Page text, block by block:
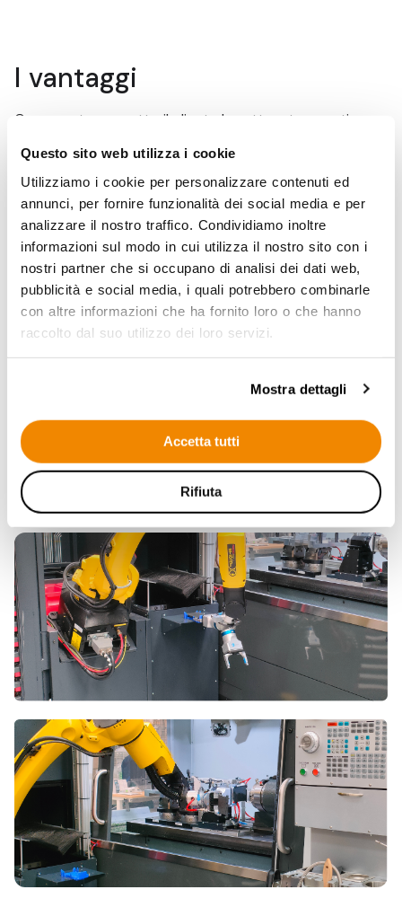
Questo sito web utilizza i cookie
Utilizziamo i cookie per personalizzare contenuti ed
annunci, per fornire funzionalità dei social media e per
analizzare il nostro traffico. Condividiamo inoltre
informazioni sul modo in cui utilizza il nostro sito con i
nostri partner che si occupano di analisi dei dati web,
pubblicità e social media, i quali potrebbero combinarle
con altre informazioni che ha fornito loro o che hanno
raccolto dal suo utilizzo dei loro servizi.
Mostra dettagli
Accetta tutti
Rifiuta
I vantaggi
Con questo progetto il cliente ha ottenuto questi
Ottimizzazione dell’investimento
superfluo per attrezzature dedicate a singoli prodotti e
riduzione dei costi di attrezzaggio.
Riduzione dei tempi di attrezzaggio– L’impianto è
più veloce e produttivo, senza inutili interruzioni.
Maggiore efficienza operativa – Con un’unica
attrezzatura versatile, la gestione della produzione è
diventata più agile e semplice.
Maggiore flessibilità- Utilizzo di setup stampati in 3D
anche con materiali flessibili (TPU) che permettono di
– L'utilizzo della
stampa 3D ha permesso l'utilizzo di soluzioni più
complesse che altrimenti avrebbero richiesto maggiori
costi di investimento per l'attrezzaggio.